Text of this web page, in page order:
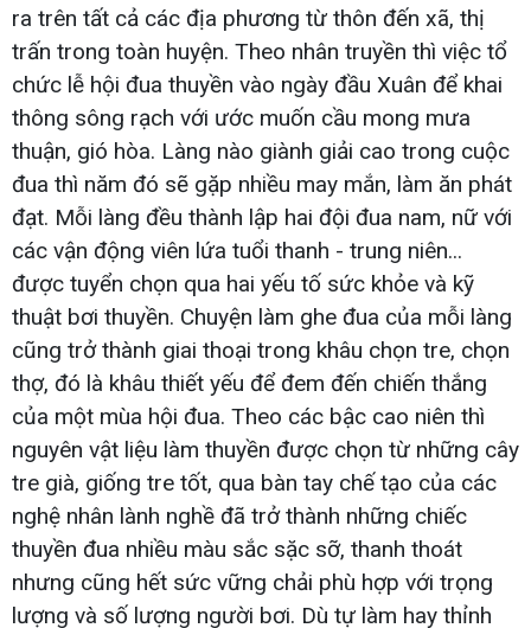
ra trên tất cả các địa phương từ thôn đến xã, thị
trấn trong toàn huyện. Theo nhân truyền thì việc tổ
chức lễ hội đua thuyền vào ngày đầu Xuân để khai
thông sông rạch với ước muốn cầu mong mưa
thuận, gió hòa. Làng nào giành giải cao trong cuộc
đua thì năm đó sẽ gặp nhiều may mắn, làm ăn phát
đạt. Mỗi làng đều thành lập hai đội đua nam, nữ với
các vận động viên lứa tuổi thanh - trung niên...
được tuyển chọn qua hai yếu tố sức khỏe và kỹ
thuật bơi thuyền. Chuyện làm ghe đua của mỗi làng
cũng trở thành giai thoại trong khâu chọn tre, chọn
thợ, đó là khâu thiết yếu để đem đến chiến thắng
của một mùa hội đua. Theo các bậc cao niên thì
nguyên vật liệu làm thuyền được chọn từ những cây
tre già, giống tre tốt, qua bàn tay chế tạo của các
nghệ nhân lành nghề đã trở thành những chiếc
thuyền đua nhiều màu sắc sặc sỡ, thanh thoát
nhưng cũng hết sức vững chải phù hợp với trọng
lượng và số lượng người bơi. Dù tự làm hay thỉnh